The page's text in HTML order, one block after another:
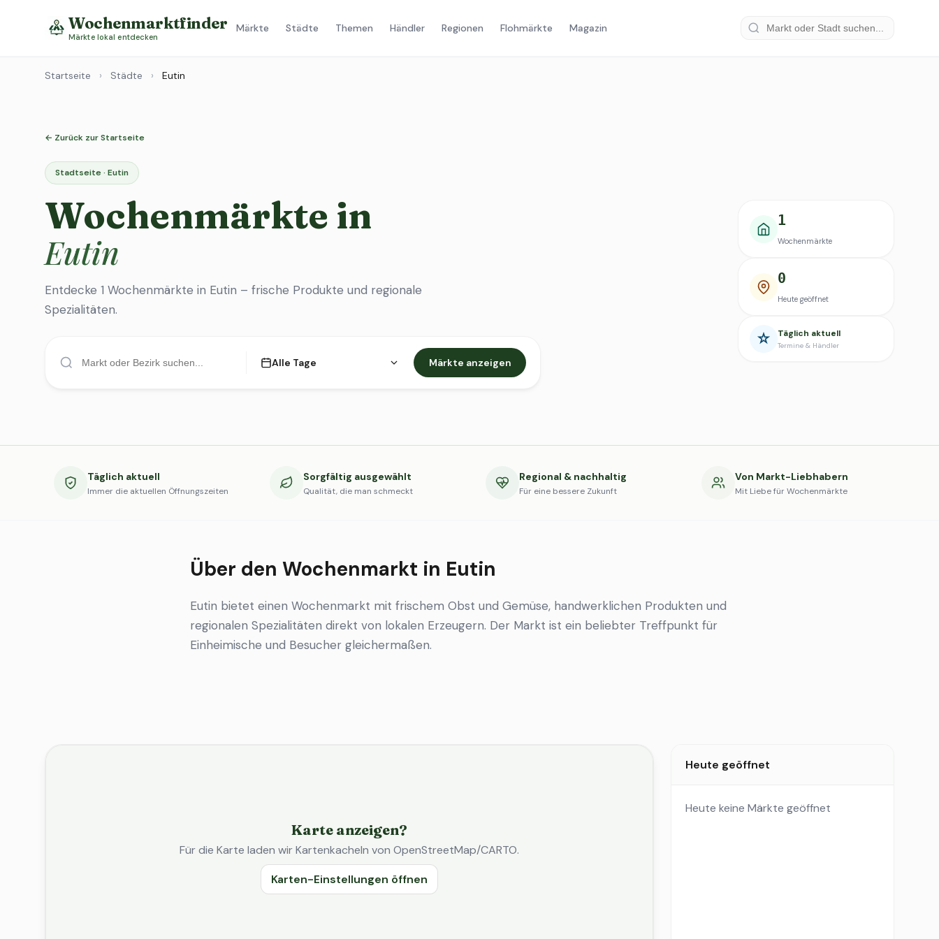
Wochenmarktfinder
Märkte lokal entdecken
Märkte Städte Themen Händler Regionen Flohmärkte Magazin
Startseite › Städte › Eutin
← Zurück zur Startseite
Stadtseite · Eutin
Wochenmärkte in
Eutin
Entdecke 1 Wochenmärkte in Eutin – frische Produkte und regionale
Spezialitäten.
Alle Tage Märkte anzeigen
1
Wochenmärkte
0
Heute geöffnet
Täglich aktuell
Termine & Händler
Täglich aktuell
Immer die aktuellen Öffnungszeiten
Sorgfältig ausgewählt
Qualität, die man schmeckt
Regional & nachhaltig
Für eine bessere Zukunft
Von Markt-Liebhabern
Mit Liebe für Wochenmärkte
Über den Wochenmarkt in Eutin
Eutin bietet einen Wochenmarkt mit frischem Obst und Gemüse, handwerklichen Produkten und
regionalen Spezialitäten direkt von lokalen Erzeugern. Der Markt ist ein beliebter Treffpunkt für
Einheimische und Besucher gleichermaßen.
Karte anzeigen?
Für die Karte laden wir Kartenkacheln von OpenStreetMap/CARTO.
Karten-Einstellungen öffnen
Heute geöffnet
Heute keine Märkte geöffnet